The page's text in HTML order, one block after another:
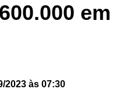
em
2023 às 07:30